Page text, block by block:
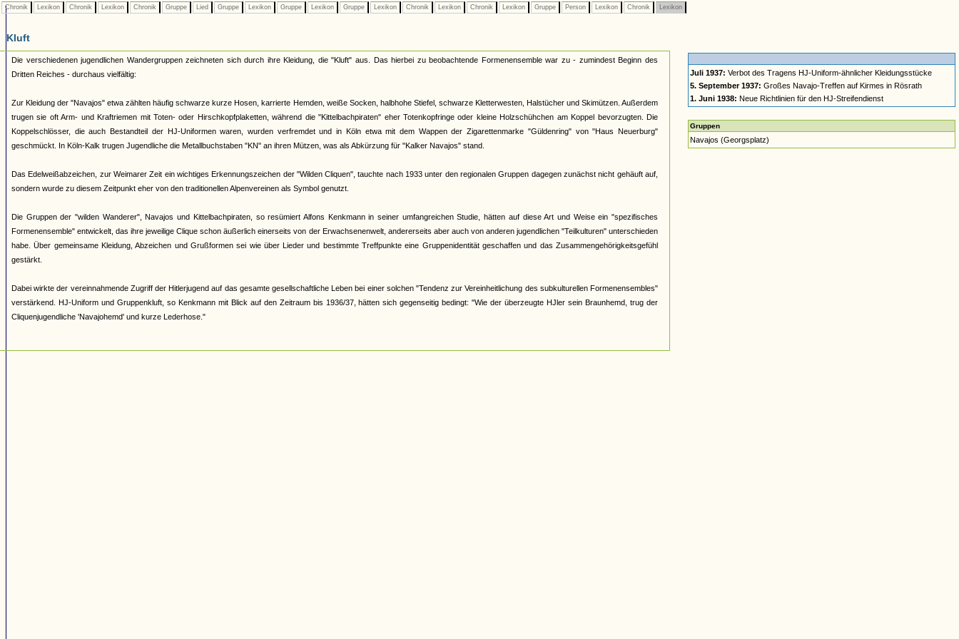
Chronik Lexikon Chronik Lexikon Chronik Gruppe Lied Gruppe Lexikon Gruppe Lexikon Gruppe Lexikon Chronik Lexikon Chronik Lexikon Gruppe Person Lexikon Chronik Lexikon
Kluft
Die verschiedenen jugendlichen Wandergruppen zeichneten sich durch ihre Kleidung, die "Kluft" aus. Das hierbei zu beobachtende Formenensemble war zu - zumindest Beginn des
Dritten Reiches - durchaus vielfältig:
Zur Kleidung der "Navajos" etwa zählten häufig schwarze kurze Hosen, karrierte Hemden, weiße Socken, halbhohe Stiefel, schwarze Kletterwesten, Halstücher und Skimützen. Außerdem
trugen sie oft Arm- und Kraftriemen mit Toten- oder Hirschkopfplaketten, während die "Kittelbachpiraten" eher Totenkopfringe oder kleine Holzschühchen am Koppel bevorzugten. Die
Koppelschlösser, die auch Bestandteil der HJ-Uniformen waren, wurden verfremdet und in Köln etwa mit dem Wappen der Zigarettenmarke "Güldenring" von "Haus Neuerburg"
geschmückt. In Köln-Kalk trugen Jugendliche die Metallbuchstaben "KN" an ihren Mützen, was als Abkürzung für "Kalker Navajos" stand.
Das Edelweißabzeichen, zur Weimarer Zeit ein wichtiges Erkennungszeichen der "Wilden Cliquen", tauchte nach 1933 unter den regionalen Gruppen dagegen zunächst nicht gehäuft auf,
sondern wurde zu diesem Zeitpunkt eher von den traditionellen Alpenvereinen als Symbol genutzt.
Die Gruppen der "wilden Wanderer", Navajos und Kittelbachpiraten, so resümiert Alfons Kenkmann in seiner umfangreichen Studie, hätten auf diese Art und Weise ein "spezifisches
Formenensemble" entwickelt, das ihre jeweilige Clique schon äußerlich einerseits von der Erwachsenenwelt, andererseits aber auch von anderen jugendlichen "Teilkulturen" unterschieden
habe. Über gemeinsame Kleidung, Abzeichen und Grußformen sei wie über Lieder und bestimmte Treffpunkte eine Gruppenidentität geschaffen und das Zusammengehörigkeitsgefühl
gestärkt.
Dabei wirkte der vereinnahmende Zugriff der Hitlerjugend auf das gesamte gesellschaftliche Leben bei einer solchen "Tendenz zur Vereinheitlichung des subkulturellen Formenensembles"
verstärkend. HJ-Uniform und Gruppenkluft, so Kenkmann mit Blick auf den Zeitraum bis 1936/37, hätten sich gegenseitig bedingt: "Wie der überzeugte HJler sein Braunhemd, trug der
Cliquenjugendliche 'Navajohemd' und kurze Lederhose."
Juli 1937: Verbot des Tragens HJ-Uniform-ähnlicher Kleidungsstücke
5. September 1937: Großes Navajo-Treffen auf Kirmes in Rösrath
1. Juni 1938: Neue Richtlinien für den HJ-Streifendienst
Gruppen
Navajos (Georgsplatz)